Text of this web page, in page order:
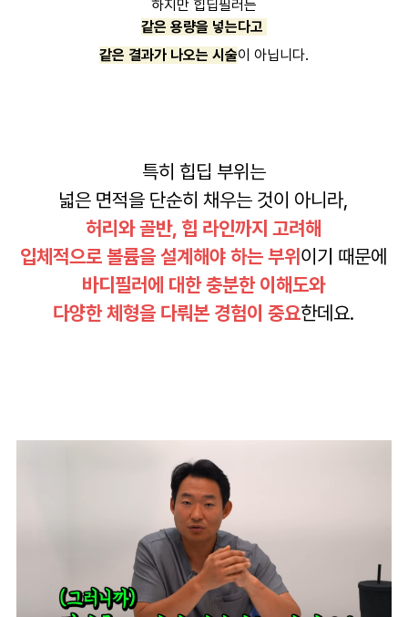
하지만 힙딥필러는
같은 용량을 넣는다고
같은 결과가 나오는 시술이 아닙니다.
특히 힙딥 부위는
넓은 면적을 단순히 채우는 것이 아니라,
허리와 골반, 힙 라인까지 고려해
입체적으로 볼륨을 설계해야 하는 부위 이기 때문에
바디필러에 대한 충분한 이해도와
다양한 체형을 다뤄본 경험이 중요한데요.